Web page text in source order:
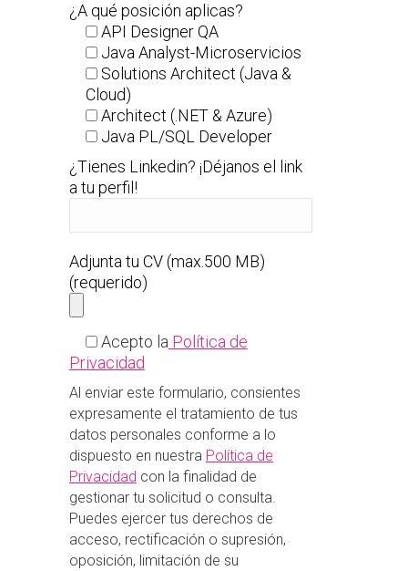
¿A qué posición aplicas?
API Designer QA
Java Analyst-Microservicios
Solutions Architect (Java &
Cloud)
Architect (.NET & Azure)
Java PL/SQL Developer
¿Tienes Linkedin? ¡Déjanos el link
a tu perfil!
Adjunta tu CV (max.500 MB)
(requerido)
Acepto la Política de
Privacidad
Al enviar este formulario, consientes
expresamente el tratamiento de tus
datos personales conforme a lo
dispuesto en nuestra Política de
Privacidad con la finalidad de
gestionar tu solicitud o consulta.
Puedes ejercer tus derechos de
acceso, rectificación o supresión,
oposición, limitación de su